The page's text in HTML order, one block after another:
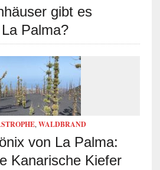
gibt es
Palma?
,WALDBRAND
von La Palma:
Kanarische Kiefer